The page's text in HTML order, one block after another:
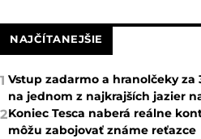
NAJČÍTANEJŠIE
1 Vstup zadarmo a hranolčeky
na jednom z najkrajších jazier
2Koniec Tesca naberá reálne
môžu zabojovať známe reťazce